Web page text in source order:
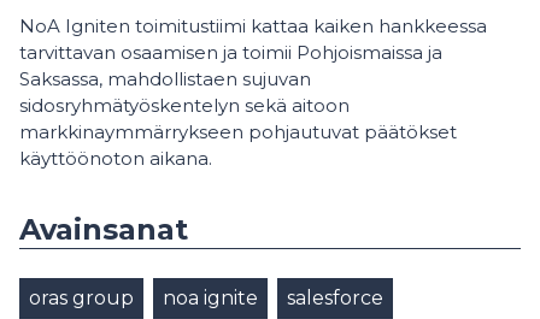
NoA Igniten toimitustiimi kattaa kaiken hankkeessa
tarvittavan osaamisen ja toimii Pohjoismaissa ja
Saksassa, mahdollistaen sujuvan
sidosryhmätyöskentelyn sekä aitoon
markkinaymmärrykseen pohjautuvat päätökset
käyttöönoton aikana.
Avainsanat
oras group noa ignite salesforce